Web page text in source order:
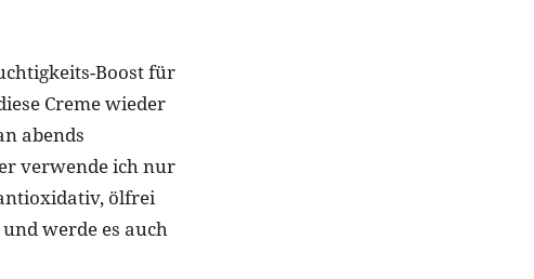
Boost für
Creme wieder
abends
verwende ich nur
ölfrei
werde es auch